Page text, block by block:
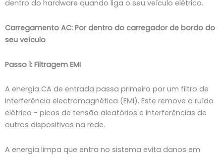
dentro do hardware quando liga o seu veículo elétrico.
Carregamento AC: Por dentro do carregador de bordo do
seu veículo
Passo 1: Filtragem EMI
A energia CA de entrada passa primeiro por um filtro de
interferência electromagnética (EMI). Este remove o ruído
elétrico - picos de tensão aleatórios e interferências de
outros dispositivos na rede.
A energia limpa que entra no sistema evita danos em